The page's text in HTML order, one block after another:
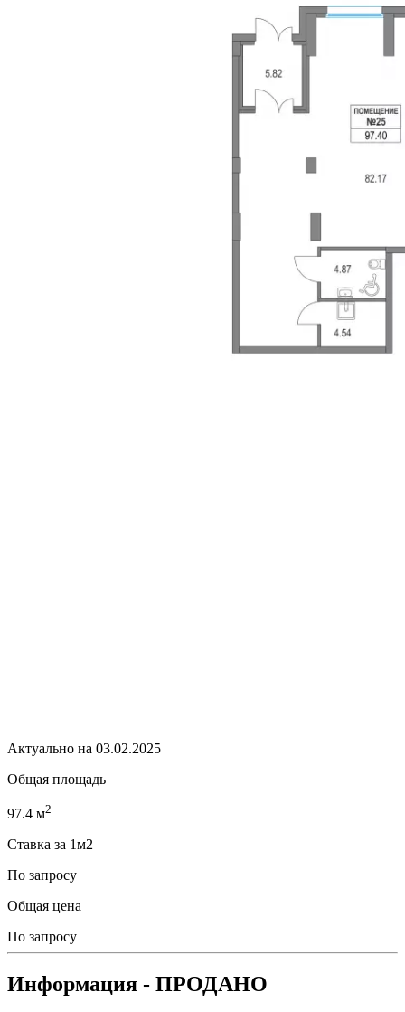
Актуально на 03.02.2025
Общая площадь
97.4 м2
Ставка за 1м2
По запросу
Общая цена
По запросу
Информация - ПРОДАНО